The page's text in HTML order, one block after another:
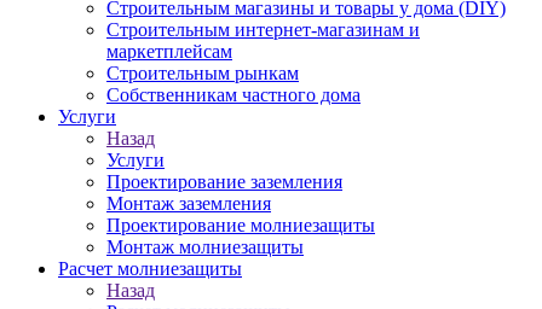
Строительным магазины и товары у дома (DIY)
Строительным интернет-магазинам и
маркетплейсам
Строительным рынкам
Собственникам частного дома
Услуги
Назад
Услуги
Проектирование заземления
Монтаж заземления
Проектирование молниезащиты
Монтаж молниезащиты
Расчет молниезащиты
Назад